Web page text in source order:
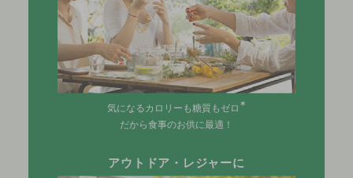
気になるカロリーも糖質もゼロ ∗
だから食事のお供に最適！
アウトドア・レジャーに